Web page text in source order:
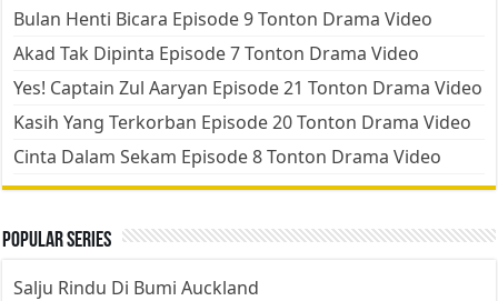
Bulan Henti Bicara Episode 9 Tonton Drama Video
Akad Tak Dipinta Episode 7 Tonton Drama Video
Yes! Captain Zul Aaryan Episode 21 Tonton Drama Video
Kasih Yang Terkorban Episode 20 Tonton Drama Video
Cinta Dalam Sekam Episode 8 Tonton Drama Video
Popular Series
Salju Rindu Di Bumi Auckland